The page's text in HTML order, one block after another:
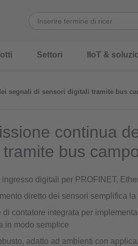
Settori IIoT &
segnali di sensori digitali tramite bus
continua
bus campo
ingresso digitali per PROFINET,
diretto dei sensori semplifica
di contatore integrata per
in modo semplice
adatto ad ambienti con